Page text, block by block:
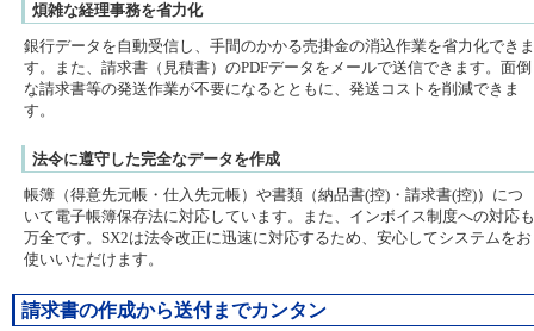
煩雑な経理事務を省力化
銀行データを自動受信し、手間のかかる売掛金の消込作業を省力化できま
す。また、請求書（見積書）のPDFデータをメールで送信できます。面倒
な請求書等の発送作業が不要になるとともに、発送コストを削減できま
す。
法令に遵守した完全なデータを作成
帳簿（得意先元帳・仕入先元帳）や書類（納品書(控)・請求書(控)）につ
いて電子帳簿保存法に対応しています。また、インボイス制度への対応も
万全です。SX2は法令改正に迅速に対応するため、安心してシステムをお
使いいただけます。
請求書の作成から送付までカンタン